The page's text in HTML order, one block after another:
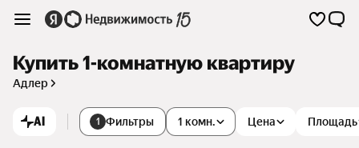
Купить 1-комнатную квартиру
Адлер
AI 1 Фильтры 1 комн. Цена Площадь